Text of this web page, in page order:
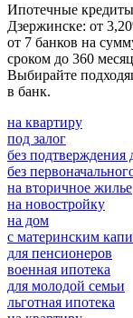
Ипотечные кредиты
Дзержинске: от
от 7 банков на
сроком до 360
Выбирайте
в банк.
на квартиру
под залог
без подтверждения
без
на вторичное жилье
на новостройку
на дом
с материнским
для пенсионеров
военная ипотека
для молодой семьи
льготная ипотека